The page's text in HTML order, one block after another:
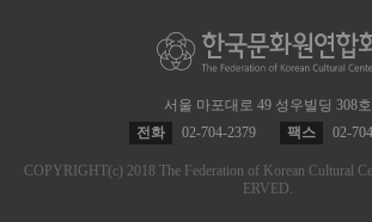
서울 마포대로 49 성우빌딩 308호
전화
02-704-2379 팩스 02-
COPYRIGHT(c) 2018 The Federation of Korean Cultural
ERVED.